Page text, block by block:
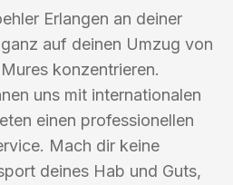
Erlangen an deiner
auf deinen Umzug von
konzentrieren.
uns mit internationalen
einen professionellen
Mach dir keine
deines Hab und Guts,